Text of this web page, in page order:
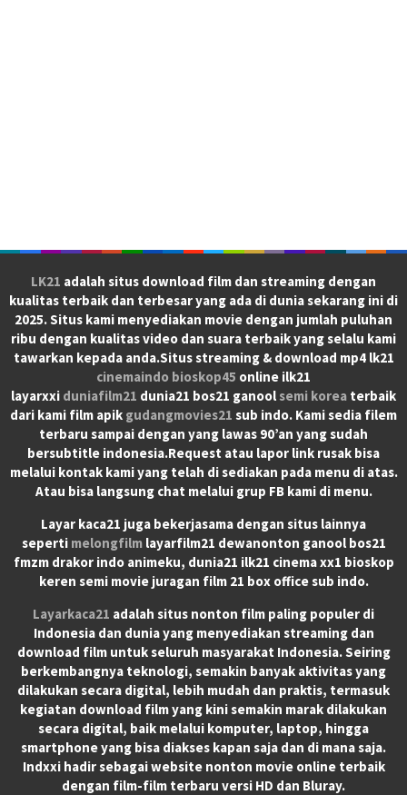
LK21 adalah situs download film dan streaming dengan
kualitas terbaik dan terbesar yang ada di dunia sekarang ini di
2025. Situs kami menyediakan movie dengan jumlah puluhan
ribu dengan kualitas video dan suara terbaik yang selalu kami
tawarkan kepada anda.Situs streaming & download mp4 lk21
cinemaindo bioskop45 online ilk21
layarxxi duniafilm21 dunia21 bos21 ganool semi korea terbaik
dari kami film apik gudangmovies21 sub indo. Kami sedia filem
terbaru sampai dengan yang lawas 90’an yang sudah
bersubtitle indonesia.Request atau lapor link rusak bisa
melalui kontak kami yang telah di sediakan pada menu di atas.
Atau bisa langsung chat melalui grup FB kami di menu.
Layar kaca21 juga bekerjasama dengan situs lainnya
seperti melongfilmlayarfilm21 dewanonton ganool bos21
fmzm drakor indo animeku, dunia21 ilk21 cinema xx1 bioskop
keren semi movie juragan film 21 box office sub indo.
Layarkaca21 adalah situs nonton film paling populer di
Indonesia dan dunia yang menyediakan streaming dan
download film untuk seluruh masyarakat Indonesia. Seiring
berkembangnya teknologi, semakin banyak aktivitas yang
dilakukan secara digital, lebih mudah dan praktis, termasuk
kegiatan download film yang kini semakin marak dilakukan
secara digital, baik melalui komputer, laptop, hingga
smartphone yang bisa diakses kapan saja dan di mana saja.
Indxxi hadir sebagai website nonton movie online terbaik
dengan film-film terbaru versi HD dan Bluray.